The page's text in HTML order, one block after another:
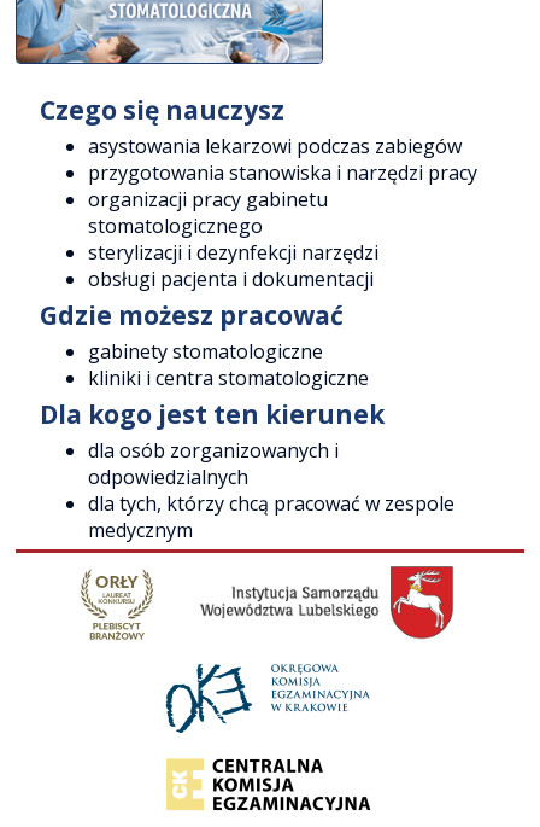
Czego się nauczysz
asystowania lekarzowi podczas zabiegów
przygotowania stanowiska i narzędzi pracy
organizacji pracy gabinetu
stomatologicznego
sterylizacji i dezynfekcji narzędzi
obsługi pacjenta i dokumentacji
Gdzie możesz pracować
gabinety stomatologiczne
kliniki i centra stomatologiczne
Dla kogo jest ten kierunek
dla osób zorganizowanych i
odpowiedzialnych
dla tych, którzy chcą pracować w zespole
medycznym